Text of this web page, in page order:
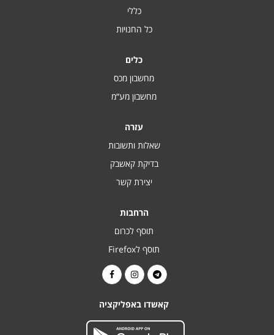
כללי
כל החנויות
כלים
מחשבון מכס
מחשבון מע“מ
עזרה
שאלות ותשובות
בדיקת קאשבק
יצירת קשר
הרחבות
תוסף לכרום
תוסף לFirefox
קאשדו באפליקציה